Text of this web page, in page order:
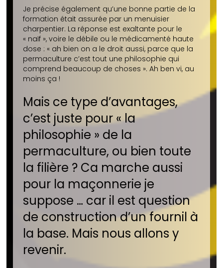
Je précise également qu’une bonne partie de la
formation était assurée par un menuisier
charpentier. La réponse est exaltante pour le
« naïf », voire le débile ou le médicamenté haute
dose : « ah bien on a le droit aussi, parce que la
permaculture c’est tout une philosophie qui
comprend beaucoup de choses ». Ah ben vi, au
moins ça !
Mais ce type d’avantages,
c’est juste pour « la
philosophie » de la
permaculture, ou bien toute
la filière ? Ca marche aussi
pour la maçonnerie je
suppose … car il est question
de construction d’un fournil à
la base. Mais nous allons y
revenir.